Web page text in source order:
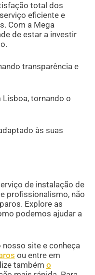
total dos
eficiente e
Com a Mega
de estar a investir
transparência e
tornando o
às suas
de instalação de
profissionalismo, não
Explore as
podemos ajudar a
site e conheça
ou entre em
também o